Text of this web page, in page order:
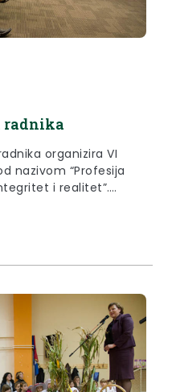
radnika
organizira VI
nazivom “Profesija
i realitet”.